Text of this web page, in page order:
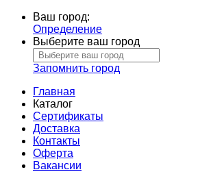
Ваш город:
Определение
Выберите ваш город
Запомнить город
Главная
Каталог
Сертификаты
Доставка
Контакты
Оферта
Вакансии